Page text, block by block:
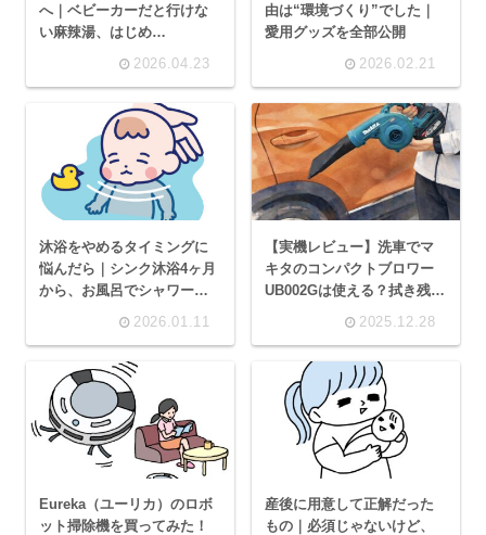
へ｜ベビーカーだと行けな
い麻辣湯、はじめ
て”menu”でデリバリーして
2026.04.23
由は“環境づくり”でした｜
愛用グッズを全部公開
2026.02.21
沐浴をやめるタイミングに
悩んだら｜シンク沐浴4ヶ月
から、お風呂でシャワーに
2026.01.11
【実機レビュー】洗車でマ
キタのコンパクトブロワー
UB002Gは使える？拭き残
2025.12.28
Eureka（ユーリカ）のロボ
ット掃除機を買ってみた！
産後に用意して正解だった
もの｜必須じゃないけど、